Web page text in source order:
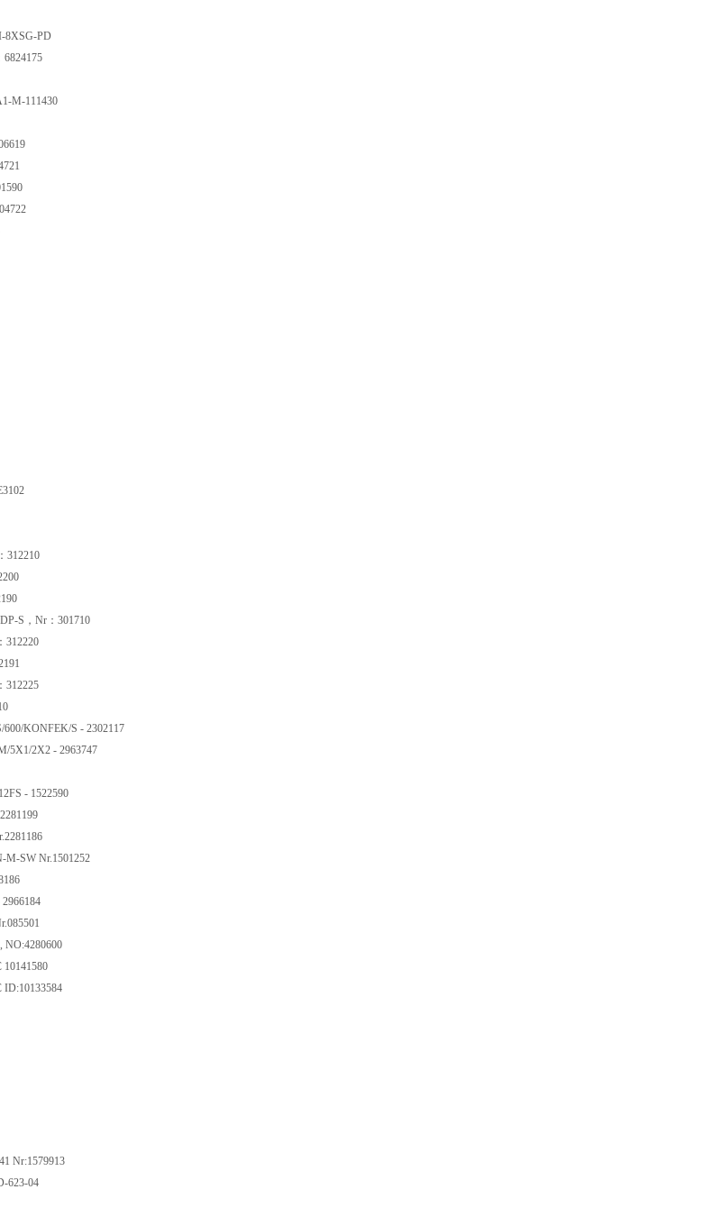
8XSG-PD
M-111430
312210
S，Nr：301710
312220
312225
KONFEK/S - 2302117
5X1/2X2 - 2963747
- 1522590
M-SW Nr.1501252
NO:4280600
10141580
ID:10133584
Nr:1579913
623-04